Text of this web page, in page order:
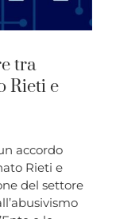
tra
Rieti e
accordo
Rieti e
del settore